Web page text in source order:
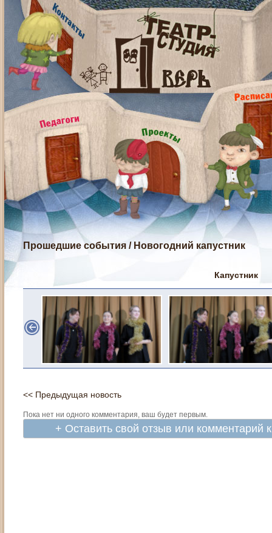
Прошедшие события / Новогодний капустник
Капустник
<< Предыдущая новость
Пока нет ни одного комментария, ваш будет первым.
+ Оставить свой отзыв или комментарий